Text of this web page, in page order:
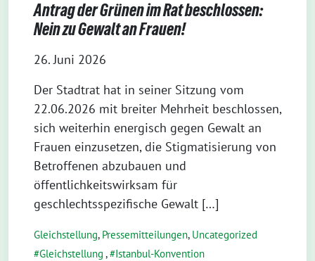
Antrag der Grünen im Rat beschlossen:
Nein zu Gewalt an Frauen!
26. Juni 2026
Der Stadtrat hat in seiner Sitzung vom
22.06.2026 mit breiter Mehrheit beschlossen,
sich weiterhin energisch gegen Gewalt an
Frauen einzusetzen, die Stigmatisierung von
Betroffenen abzubauen und
öffentlichkeitswirksam für
geschlechtsspezifische Gewalt […]
Gleichstellung, Pressemitteilungen, Uncategorized
Gleichstellung , Istanbul-Konvention